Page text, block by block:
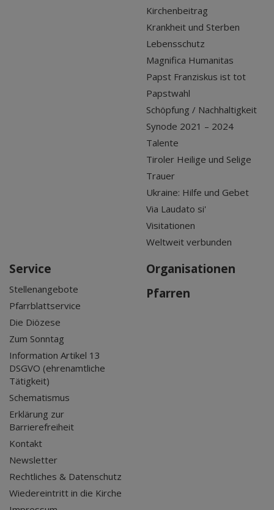
Kirchenbeitrag
Krankheit und Sterben
Lebensschutz
Magnifica Humanitas
Papst Franziskus ist tot
Papstwahl
Schöpfung / Nachhaltigkeit
Synode 2021 – 2024
Talente
Tiroler Heilige und Selige
Trauer
Ukraine: Hilfe und Gebet
Via Laudato si'
Visitationen
Weltweit verbunden
Service
Stellenangebote
Pfarrblattservice
Die Diözese
Zum Sonntag
Information Artikel 13
DSGVO (ehrenamtliche
Tätigkeit)
Schematismus
Erklärung zur
Barrierefreiheit
Kontakt
Newsletter
Rechtliches & Datenschutz
Wiedereintritt in die Kirche
Organisationen
Pfarren